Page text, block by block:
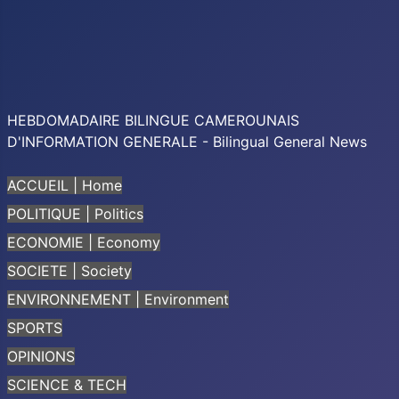
HEBDOMADAIRE BILINGUE CAMEROUNAIS
D'INFORMATION GENERALE - Bilingual General News
ACCUEIL | Home
POLITIQUE | Politics
ECONOMIE | Economy
SOCIETE | Society
ENVIRONNEMENT | Environment
SPORTS
OPINIONS
SCIENCE & TECH